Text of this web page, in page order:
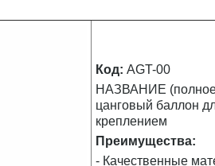
Код: AGT-00
НАЗВАНИЕ
цанговый баллон
креплением
Преимущества:
- Качественные